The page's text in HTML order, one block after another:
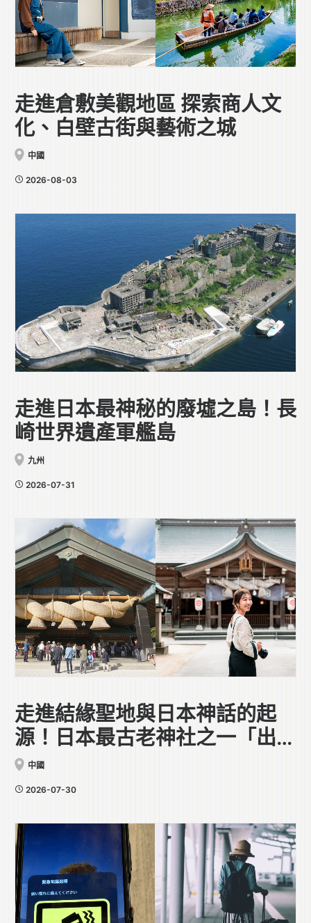
走進倉敷美觀地區 探索商人文
化、白壁古街與藝術之城
中國
2026-08-03
走進日本最神秘的廢墟之島！長
崎世界遺產軍艦島
九州
2026-07-31
走進結緣聖地與日本神話的起
源！日本最古老神社之一「出雲
大社」
中國
2026-07-30